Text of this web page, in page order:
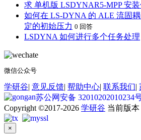
求 单机版 LSDYNAR5-MPP 安
如何在 LS-DYNA 的 ALE 流固
定的初始压力 0 回答
LSDYNA 如何进行多个任务处理
微信公众号
学研谷| 意见反馈| 帮助中心| 联系我们|
苏公网安备 32010202010234
Copyright ©2017-2026 学研谷 当前版本
×